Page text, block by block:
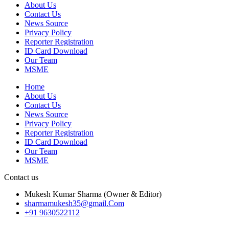
About Us
Contact Us
News Source
Privacy Policy
Reporter Registration
ID Card Download
Our Team
MSME
Home
About Us
Contact Us
News Source
Privacy Policy
Reporter Registration
ID Card Download
Our Team
MSME
Contact us
Mukesh Kumar Sharma (Owner & Editor)
sharmamukesh35@gmail.Com
+91 9630522112